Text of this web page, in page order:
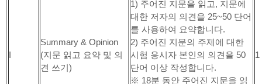
I
Summary & Opinion
(지문 읽고 요약 및 의
견 쓰기)
1) 주어진 지문을 읽고, 지문에
대한 저자의 의견을 25~50 단어
를 사용하여 요약합니다.
2) 주어진 지문의 주제에 대한
시험 응시자 본인의 의견을 50
단어 이상 작성합니다.
※ 18분 동안 주어진 지문을 읽
1